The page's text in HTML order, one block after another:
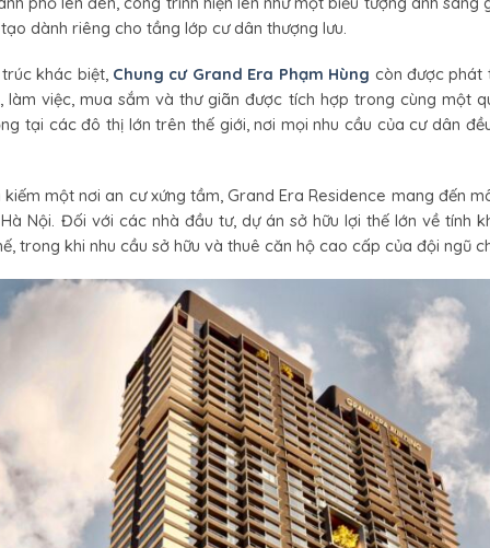
dành riêng cho tầng lớp cư dân thượng lưu.
khác biệt, Chung cư Grand Era Phạm Hùng còn được phát
làm việc, mua sắm và thư giãn được tích hợp trong cùng một
tại các đô thị lớn trên thế giới, nơi mọi nhu cầu của cư dân
một nơi an cư xứng tầm, Grand Era Residence mang đến
Nội. Đối với các nhà đầu tư, dự án sở hữu lợi thế lớn về tính
trong khi nhu cầu sở hữu và thuê căn hộ cao cấp của đội ngũ